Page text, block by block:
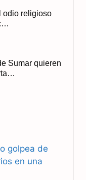
odio religioso
Sumar quieren
golpea de
en una